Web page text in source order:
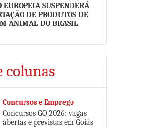
EUROPEIA SUSPENDERÁ
DE PRODUTOS DE
ANIMAL DO BRASIL
colunas
Concursos e Emprego
Concursos GO 2026: vagas
abertas e previstas em Goiás